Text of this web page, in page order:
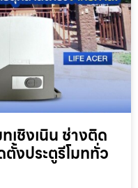
เชิงเนิน ช่างติด
งประตูรีโมททั่ว